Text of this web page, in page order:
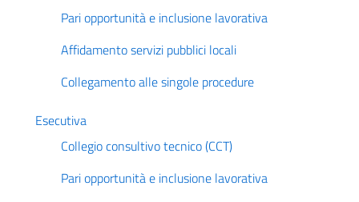
Pari opportunità e inclusione lavorativa
Affidamento servizi pubblici locali
Collegamento alle singole procedure
Esecutiva
Collegio consultivo tecnico (CCT)
Pari opportunità e inclusione lavorativa